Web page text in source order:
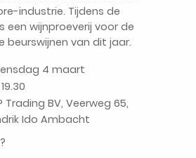
industrie. Tijdens de
een wijnproeverij voor de
beurswijnen van dit jaar.
4 maart
Trading BV, Veerweg 65,
Ido Ambacht